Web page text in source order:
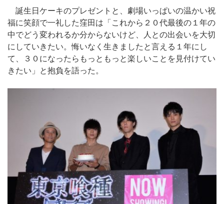
誕生日ケーキのプレゼントと、劇場いっぱいの温かい祝
福に笑顔で一礼した窪田は「これから２０代最後の１年の
中でどう変われるか分からないけど、人との出会いを大切
にしていきたい。悔いなく生きましたと言える１年にし
て、３０になったらもっともっと楽しいことを見付けてい
きたい」と抱負を語った。